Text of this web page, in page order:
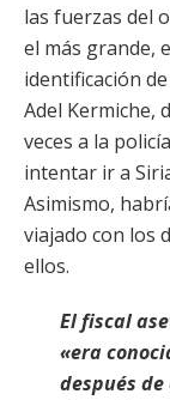
las fuerzas del
el más grande,
identificación
Adel Kermiche,
veces a la
intentar ir a
Asimismo,
viajado con los
ellos.
El fiscal
«era
después